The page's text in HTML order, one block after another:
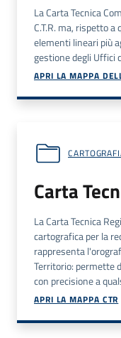
La Carta Tecnica
C.T.R. ma, rispetto a
elementi lineari più
gestione degli Uffici
APRI LA MAPPA
Carta
La Carta Tecnica
cartografica per la
rappresenta
Territorio: permette
con precisione a
APRI LA MAPPA CTR